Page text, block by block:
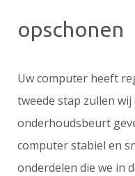
opschonen
Uw computer heeft
tweede stap zullen
onderhoudsbeurt
computer stabiel en
onderdelen die we in